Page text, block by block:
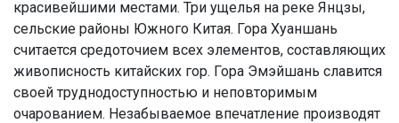
красивейшими местами. Три ущелья на реке Янцзы,
сельские районы Южного Китая. Гора Хуаншань
считается средоточием всех элементов, составляющих
живописность китайских гор. Гора Эмэйшань славится
своей труднодоступностью и неповторимым
очарованием. Незабываемое впечатление производят